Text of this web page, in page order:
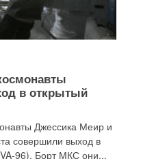
в открытый
Джессика Меир и
совершили выход в
96). Борт МКС они...